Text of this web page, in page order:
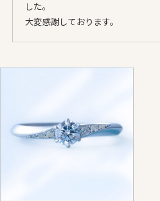
した。
大変感謝しております。